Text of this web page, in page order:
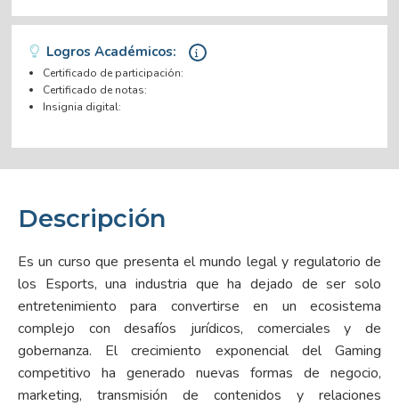
Logros Académicos:
Certificado de participación:
Certificado de notas:
Insignia digital:
Descripción
Es un curso que presenta el mundo legal y regulatorio de
los Esports, una industria que ha dejado de ser solo
entretenimiento para convertirse en un ecosistema
complejo con desafíos jurídicos, comerciales y de
gobernanza. El crecimiento exponencial del Gaming
competitivo ha generado nuevas formas de negocio,
marketing, transmisión de contenidos y relaciones